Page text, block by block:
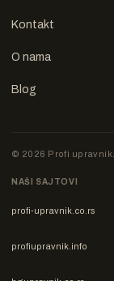
Kontakt
O nama
Blog
© 2026 Profi
NAŠI SAJTOVI
profi-upravnik.co.rs
profiupravnik.info